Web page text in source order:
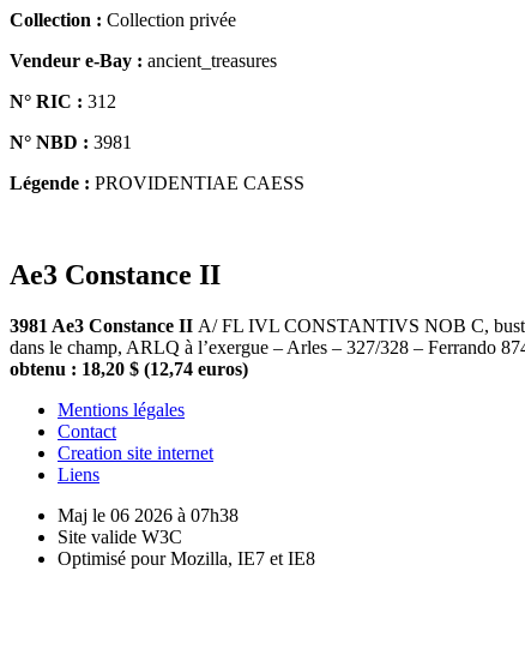
Collection : Collection privée
Vendeur e-Bay : ancient_treasures
N° RIC : 312
N° NBD : 3981
Légende : PROVIDENTIAE CAESS
Ae3 Constance II
3981 Ae3 Constance II A/ FL IVL CONSTANTIVS NOB C, buste
dans le champ, ARLQ à l’exergue – Arles – 327/328 – Ferrando
obtenu : 18,20 $ (12,74 euros)
Mentions légales
Contact
Creation site internet
Liens
Maj le 06 2026 à 07h38
Site valide W3C
Optimisé pour Mozilla, IE7 et IE8